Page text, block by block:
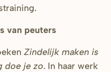
van peuters
Zindelijk maken is
doe je zo. In haar werk